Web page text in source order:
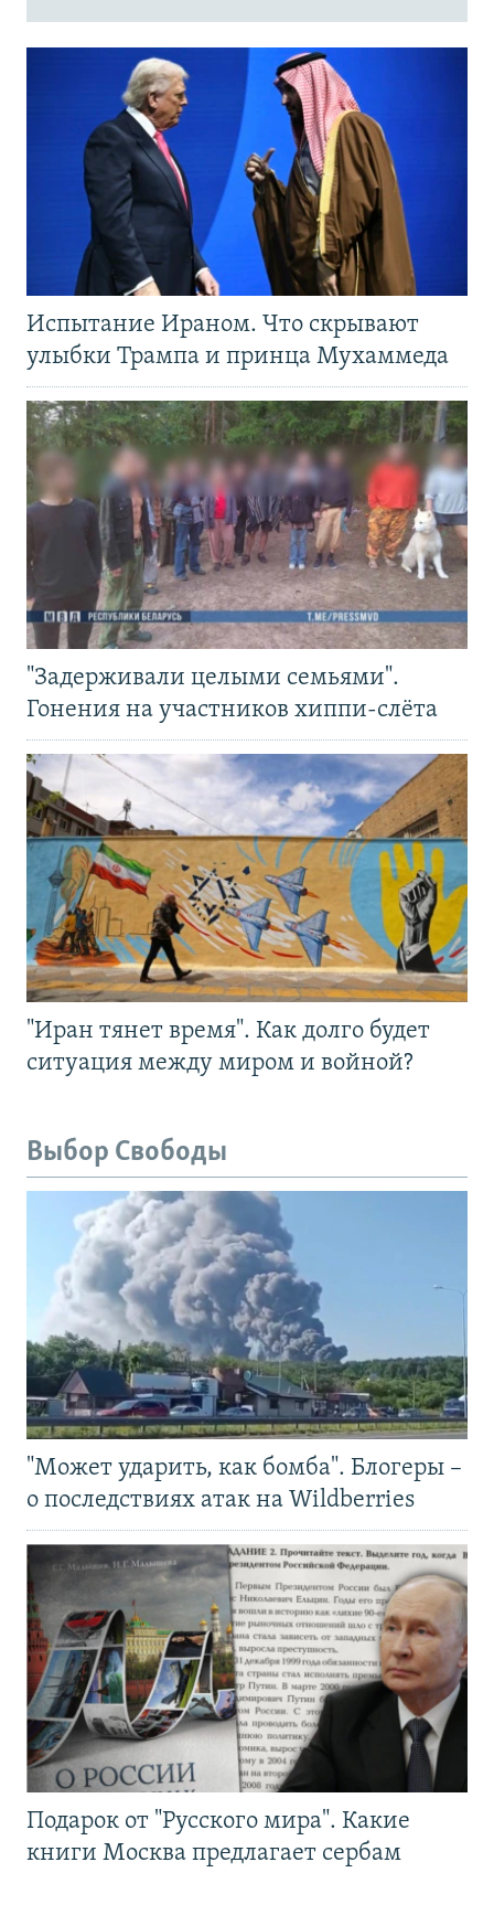
Испытание Ираном. Что скрывают
улыбки Трампа и принца Мухаммеда
"Задерживали целыми семьями".
Гонения на участников хиппи-слёта
"Иран тянет время". Как долго будет
ситуация между миром и войной?
Выбор Свободы
"Может ударить, как бомба". Блогеры –
о последствиях атак на Wildberries
Подарок от "Русского мира". Какие
книги Москва предлагает сербам